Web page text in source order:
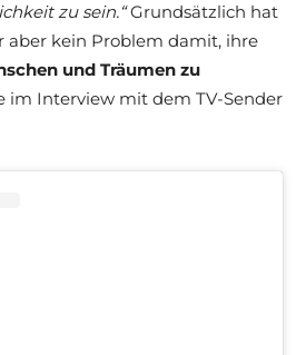
zu sein.“Grundsätzlich hat
aber kein Problem damit, ihre
und Träumen zu
im Interview mit dem TV-Sender